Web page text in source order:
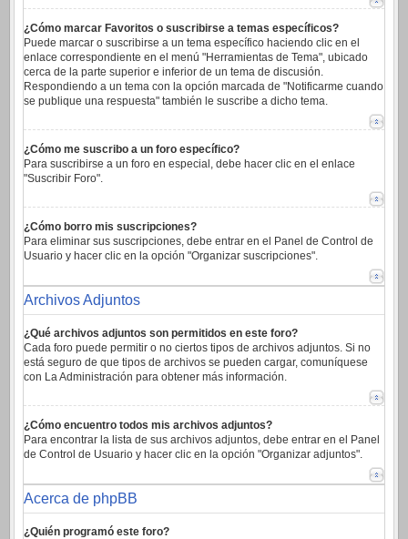
¿Cómo marcar Favoritos o suscribirse a temas específicos?
Puede marcar o suscribirse a un tema específico haciendo clic en el
enlace correspondiente en el menú "Herramientas de Tema", ubicado
cerca de la parte superior e inferior de un tema de discusión.
Respondiendo a un tema con la opción marcada de "Notificarme cuando
se publique una respuesta" también le suscribe a dicho tema.
¿Cómo me suscribo a un foro específico?
Para suscribirse a un foro en especial, debe hacer clic en el enlace
"Suscribir Foro".
¿Cómo borro mis suscripciones?
Para eliminar sus suscripciones, debe entrar en el Panel de Control de
Usuario y hacer clic en la opción "Organizar suscripciones".
Archivos Adjuntos
¿Qué archivos adjuntos son permitidos en este foro?
Cada foro puede permitir o no ciertos tipos de archivos adjuntos. Si no
está seguro de que tipos de archivos se pueden cargar, comuníquese
con La Administración para obtener más información.
¿Cómo encuentro todos mis archivos adjuntos?
Para encontrar la lista de sus archivos adjuntos, debe entrar en el Panel
de Control de Usuario y hacer clic en la opción "Organizar adjuntos".
Acerca de phpBB
¿Quién programó este foro?